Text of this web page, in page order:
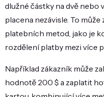
dlužné částky na dvě nebo
placena nezávisle. To
platebních metod, jako je
rozdělení platby mezi více
Například zákazník může
hodnotě 200 $ a zaplatit